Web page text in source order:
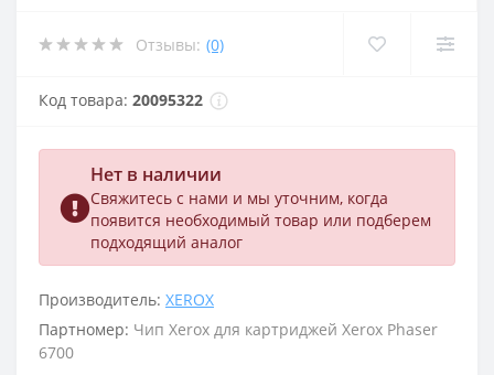
Отзывы: (0)
Код товара: 20095322
Нет в наличии
Свяжитесь с нами и мы уточним, когда
появится необходимый товар или подберем
подходящий аналог
Производитель: XEROX
Партномер: Чип Xerox для картриджей Xerox Phaser
6700